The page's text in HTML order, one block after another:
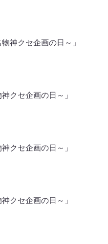
神クセ企画の日～」
クセ企画の日～」
クセ企画の日～」
クセ企画の日～」